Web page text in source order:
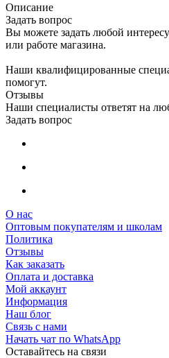
Описание
Задать вопрос
Вы можете задать любой
или работе магазина.
Наши квалифицированные
помогут.
Отзывы
Наши специалисты ответят на
Задать вопрос
О нас
Оптовым покупателям и школам
Политика
Отзывы
Как заказать
Оплата и доставка
Мой аккаунт
Информация
Наш блог
Связь с нами
Начать чат по WhatsApp
Оставайтесь на связи